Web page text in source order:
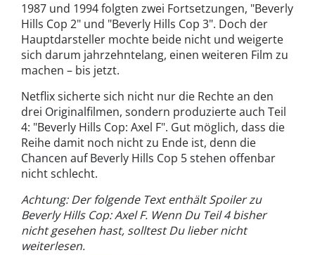
1987 und 1994 folgten zwei Fortsetzungen, "Beverly
Hills Cop 2" und "Beverly Hills Cop 3". Doch der
Hauptdarsteller mochte beide nicht und weigerte
sich darum jahrzehntelang, einen weiteren Film zu
machen – bis jetzt.
Netflix sicherte sich nicht nur die Rechte an den
drei Originalfilmen, sondern produzierte auch Teil
4: "Beverly Hills Cop: Axel F". Gut möglich, dass die
Reihe damit noch nicht zu Ende ist, denn die
Chancen auf Beverly Hills Cop 5 stehen offenbar
nicht schlecht.
Achtung: Der folgende Text enthält Spoiler zu
Beverly Hills Cop: Axel F. Wenn Du Teil 4 bisher
nicht gesehen hast, solltest Du lieber nicht
weiterlesen.